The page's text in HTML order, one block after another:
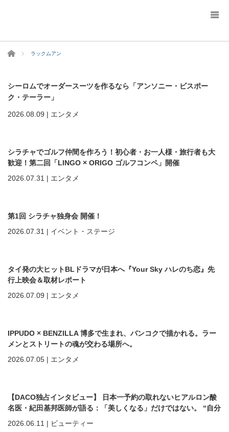
ホーム ラックムアン
シーロムでオーダースーツを作るなら「アンソニー・ビスポー
ク・テーラー」
2026.08.09 | エンタメ
シラチャでゴルフ仲間を作ろう！初心者・お一人様・旅行者も大
歓迎！第二回「LINGO × ORIGO ゴルフコンペ」開催
2026.07.31 | エンタメ
第1回 シラチャ独身会 開催！
2026.07.31 | イベント・ステージ
タイ発の大ヒットBLドラマが日本へ『Your Sky ハレのち恋』先
行上映会＆取材レポート
2026.07.09 | エンタメ
IPPUDO × BENZILLA 博多で生まれ、バンコクで描かれる。ラー
メンとストリートの魂が交わる場所へ。
2026.07.05 | エンタメ
【DACO独占インタビュー】 日本一予約の取れないヒアルロン酸
名医・紀田基邦医師が語る：「美しくなる」だけではない。 “自分
を好きになる”ための美容医療
2026.06.11 | ビューティー